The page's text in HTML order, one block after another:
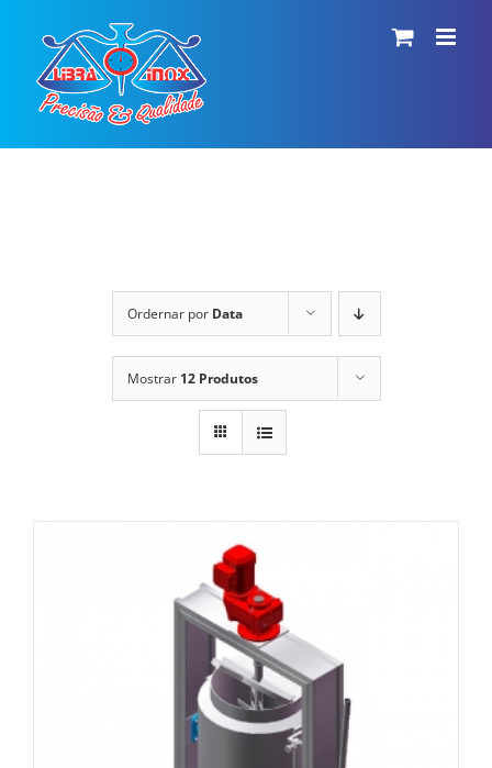
Ordernar por Data
Mostrar 12 Produtos